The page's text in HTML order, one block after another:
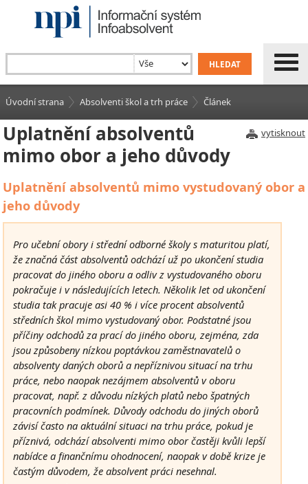
Úvodní strana Absolventi škol a trh práce Článek
vytisknout
Uplatnění absolventů
mimo obor a jeho důvody
Uplatnění absolventů mimo vystudovaný obor a
jeho důvody
Pro učební obory i střední odborné školy s maturitou platí,
že značná část absolventů odchází už po ukončení studia
pracovat do jiného oboru a odliv z vystudovaného oboru
pokračuje i v následujících letech. Několik let od ukončení
studia tak pracuje asi 40 % i více procent absolventů
středních škol mimo vystudovaný obor. Podstatné jsou
příčiny odchodů za prací do jiného oboru, zejména, zda
jsou způsobeny nízkou poptávkou zaměstnavatelů o
absolventy daných oborů a nepříznivou situací na trhu
práce, nebo naopak nezájmem absolventů v oboru
pracovat, např. z důvodu nízkých platů nebo špatných
pracovních podmínek. Důvody odchodu do jiných oborů
závisí často na aktuální situaci na trhu práce, pokud je
příznivá, odchází absolventi mimo obor častěji kvůli lepší
nabídce a finančnímu ohodnocení, naopak v době krize je
častým důvodem, že absolvent práci nesehnal.